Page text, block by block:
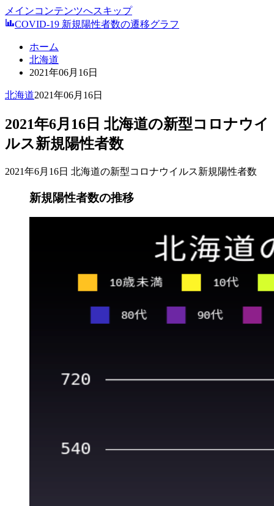
メインコンテンツへスキップ
COVID-19 新規陽性者数の遷移グラフ
ホーム
北海道
2021年06月16日
北海道2021年06月16日
2021年6月16日 北海道の新型コロナウイ
ルス新規陽性者数
2021年6月16日 北海道の新型コロナウイルス新規陽性者数
新規陽性者数の推移